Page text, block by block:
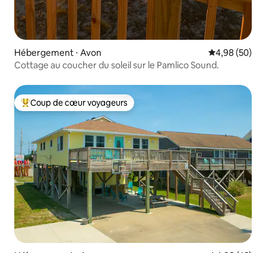
Hébergement ⋅ Avon Évaluation
4,98 (50)
Cottage au coucher du soleil sur le Pamlico Sound.
Coups de cœur voyageurs les plus appréciés
Coup de cœur voyageurs